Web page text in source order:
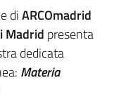
diARCOmadrid
Madrid presenta
dedicata
Materia